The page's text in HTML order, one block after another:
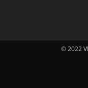
© 2022